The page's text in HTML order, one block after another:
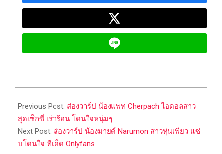
05-
11
Previous Post: ส่องวาร์ป น้องแพท Cherpach ไอดอลสาว
สุดเซ็กซี่ เร่าร้อน โดนใจหนุ่มๆ
Next Post: ส่องวาร์ป น้องมายด์ Narumon สาวหุ่นเพียว แซ่
บโดนใจ ทีเด็ด Onlyfans